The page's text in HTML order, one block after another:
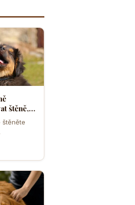
štěně,
a
štěněte
života.
období